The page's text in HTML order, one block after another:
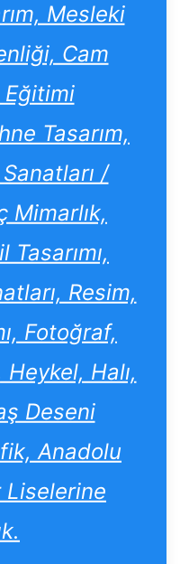
Mesleki
Cam
Eğitimi
Tasarım,
/
Mimarlık,
Resim,
Fotoğraf,
Halı,
Deseni
Anadolu
Liselerine